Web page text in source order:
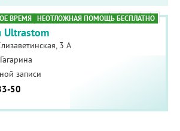
Ultrastom
3 А
записи
50
ВРЕМЯ НЕОТЛОЖНАЯ ПОМОЩЬ БЕСПЛАТНО